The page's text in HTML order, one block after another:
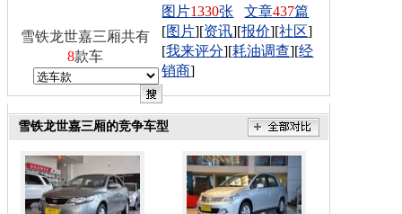
图片1330张 文章437篇
[图片][资讯][报价][社区]
[我来评分][耗油调查][经
销商]
雪铁龙世嘉三厢共有
8款车
雪铁龙世嘉三厢的竞争车型